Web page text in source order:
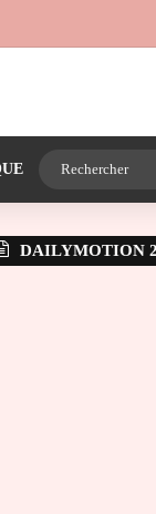
sur WhatsApp
DAILYMOTION